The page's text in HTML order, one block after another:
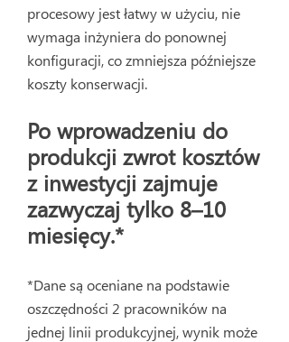
procesowy jest łatwy w użyciu, nie
wymaga inżyniera do ponownej
konfiguracji, co zmniejsza późniejsze
koszty konserwacji.
Po wprowadzeniu do
produkcji zwrot kosztów
z inwestycji zajmuje
zazwyczaj tylko 8–10
miesięcy.*
*Dane są oceniane na podstawie
oszczędności 2 pracowników na
jednej linii produkcyjnej, wynik może